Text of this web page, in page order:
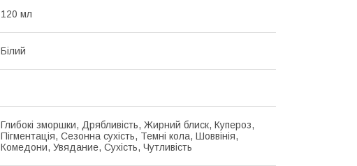
120 мл
Білий
Глибокі зморшки, Дрябливість, Жирний блиск, Купероз,
Пігментація, Сезонна сухість, Темні кола, Шоввінія,
Комедони, Увядание, Сухість, Чутливість